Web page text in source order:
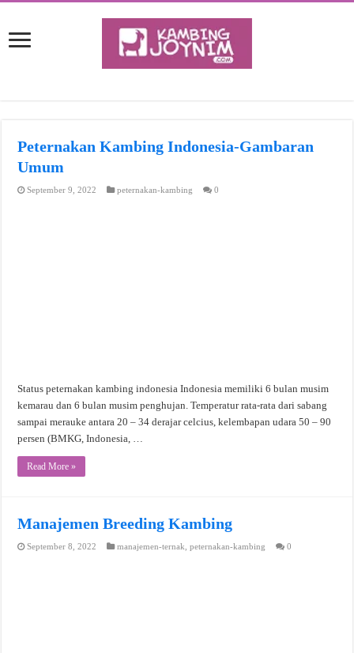
Peternakan Kambing Indonesia-Gambaran
Umum
September 9, 2022 peternakan-kambing 0
Status peternakan kambing indonesia Indonesia memiliki 6 bulan musim
kemarau dan 6 bulan musim penghujan. Temperatur rata-rata dari sabang
sampai merauke antara 20 – 34 derajar celcius, kelembapan udara 50 – 90
persen (BMKG, Indonesia, …
Read More »
Manajemen Breeding Kambing
September 8, 2022 manajemen-ternak ,peternakan-kambing 0